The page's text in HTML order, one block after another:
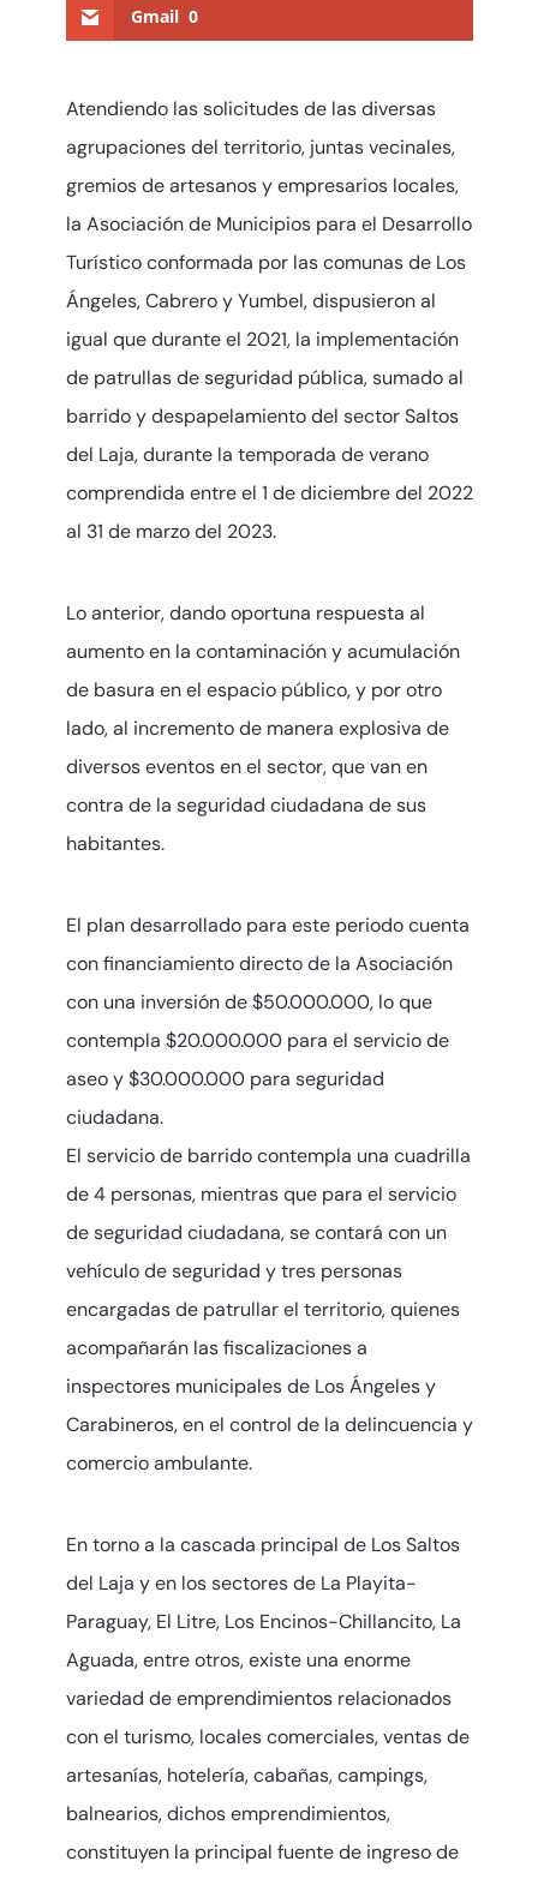
Gmail 0
Atendiendo las solicitudes de las diversas
agrupaciones del territorio, juntas vecinales,
gremios de artesanos y empresarios locales,
la Asociación de Municipios para el Desarrollo
Turístico conformada por las comunas de Los
Ángeles, Cabrero y Yumbel, dispusieron al
igual que durante el 2021, la implementación
de patrullas de seguridad pública, sumado al
barrido y despapelamiento del sector Saltos
del Laja, durante la temporada de verano
comprendida entre el 1 de diciembre del 2022
al 31 de marzo del 2023.
Lo anterior, dando oportuna respuesta al
aumento en la contaminación y acumulación
de basura en el espacio público, y por otro
lado, al incremento de manera explosiva de
diversos eventos en el sector, que van en
contra de la seguridad ciudadana de sus
habitantes.
El plan desarrollado para este periodo cuenta
con financiamiento directo de la Asociación
con una inversión de $50.000.000, lo que
contempla $20.000.000 para el servicio de
aseo y $30.000.000 para seguridad
ciudadana.
El servicio de barrido contempla una cuadrilla
de 4 personas, mientras que para el servicio
de seguridad ciudadana, se contará con un
vehículo de seguridad y tres personas
encargadas de patrullar el territorio, quienes
acompañarán las fiscalizaciones a
inspectores municipales de Los Ángeles y
Carabineros, en el control de la delincuencia y
comercio ambulante.
En torno a la cascada principal de Los Saltos
del Laja y en los sectores de La Playita-
Paraguay, El Litre, Los Encinos-Chillancito, La
Aguada, entre otros, existe una enorme
variedad de emprendimientos relacionados
con el turismo, locales comerciales, ventas de
artesanías, hotelería, cabañas, campings,
balnearios, dichos emprendimientos,
constituyen la principal fuente de ingreso de